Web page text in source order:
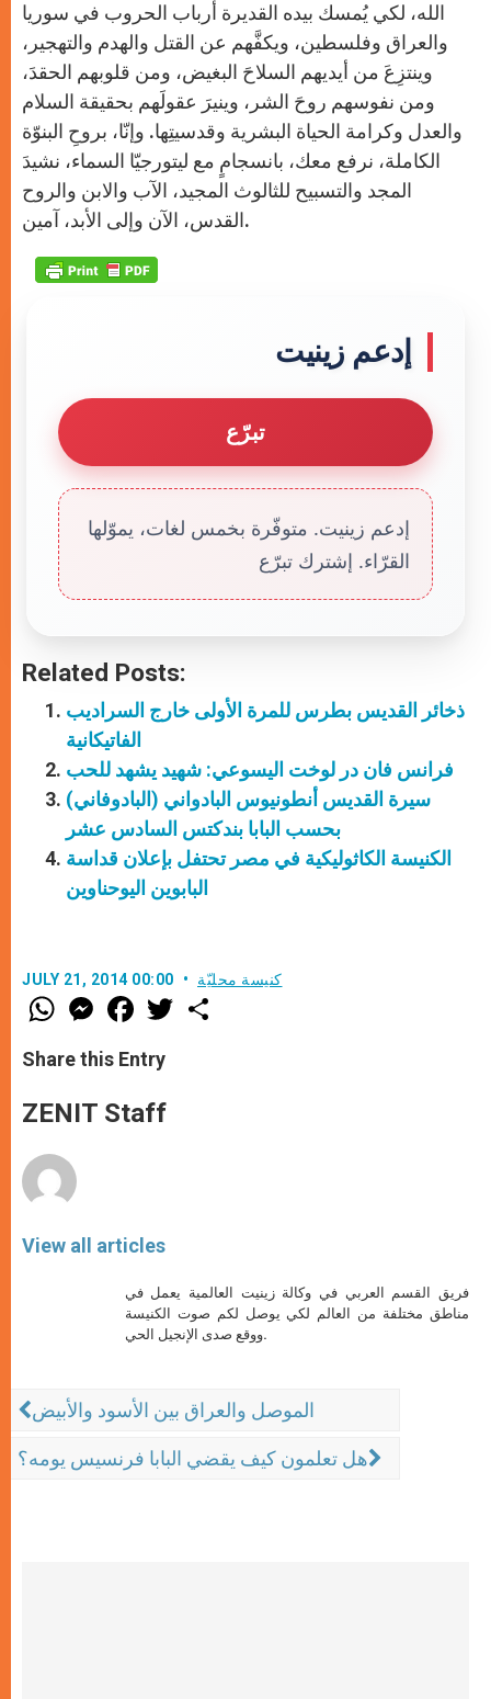
الله، لكي يُمسك بيده القديرة أرباب الحروب في سوريا
والعراق وفلسطين، ويكفَّهم عن القتل والهدم والتهجير،
وينتزِعَ من أيديهم السلاحَ البغيض، ومن قلوبهم الحقدَ،
ومن نفوسهم روحَ الشر، وينيرَ عقولَهم بحقيقة السلام
والعدل وكرامة الحياة البشرية وقدسيتِها. وإنّا، بروحِ البنوّة
الكاملة، نرفع معك، بانسجامٍ مع ليتورجيّا السماء، نشيدَ
المجد والتسبيح للثالوث المجيد، الآب والابن والروح
القدس، الآن وإلى الأبد، آمين.
إدعم زينيت
تبرّع
إدعم زينيت. متوفّرة بخمس لغات، يموّلها
القرّاء. إشترك تبرّع
Related Posts:
ذخائر القديس بطرس للمرة الأولى خارج السراديب
الفاتيكانية
فرانس فان در لوخت اليسوعي: شهيد يشهد للحب
سيرة القديس أنطونيوس البادواني (البادوفاني)
بحسب البابا بندكتس السادس عشر
الكنيسة الكاثوليكية في مصر تحتفل بإعلان قداسة
البابوين اليوحناوين
JULY 21, 2014 00:00 كنيسة محليّة
W
h
t
s
p
p
M
e
s
e
g
e
F
a
e
b
o
k
w
Share this Entry
ZENIT Staff
View all articles
فريق القسم العربي في وكالة زينيت العالمية يعمل في
مناطق مختلفة من العالم لكي يوصل لكم صوت الكنيسة
ووقع صدى الإنجيل الحي.
الموصل والعراق بين الأسود والأبيض
هل تعلمون كيف يقضي البابا فرنسيس يومه؟